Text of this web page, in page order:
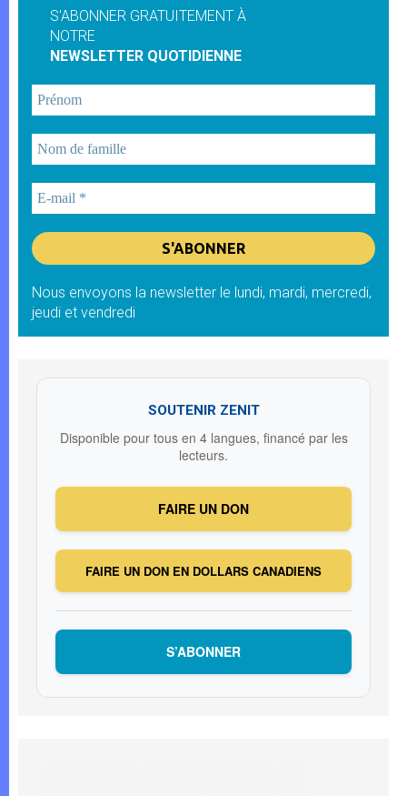
S'ABONNER GRATUITEMENT À
NOTRE
NEWSLETTER QUOTIDIENNE
Nous envoyons la newsletter le lundi, mardi, mercredi,
jeudi et vendredi
SOUTENIR ZENIT
Disponible pour tous en 4 langues, financé par les
lecteurs.
FAIRE UN DON
FAIRE UN DON EN DOLLARS CANADIENS
S’ABONNER